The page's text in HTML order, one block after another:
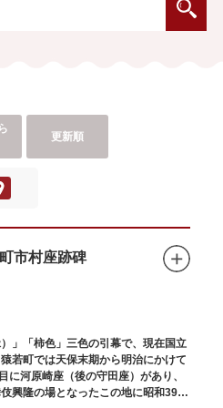
更新順
市村座跡碑
」「柿色」三色の引幕で、現在国立
若町では天保末期から明治にかけて
河原崎座（後の守田座）があり、
興隆の場となったこの地に昭和39年